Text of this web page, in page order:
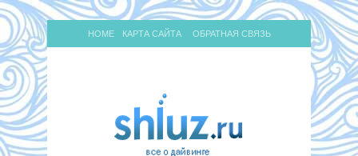
HOME КАРТА САЙТА ОБРАТНАЯ СВЯЗЬ